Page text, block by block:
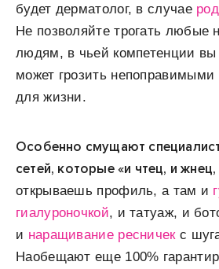
будет дерматолог, в случае
Не позволяйте трогать любые
людям, в чьей компетенции
может грозить
для жизни.
Особенно смущают
сетей, которые «и чтец, и
открываешь профиль, а там и
гиалуроночкой, и татуаж, и
и наращивание ресничекс
Наобещают еще 100%